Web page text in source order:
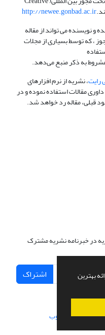
بهترین
http://newee.gonbad.ac.ir
و نویسنده می تواند از مقاله
، که توسط بسیاری از مجلات
مشروط به ذکر منبع می‌دهد.
رایت، نشریه از نرم افزارهای
مقالات استفاده نموده و در
در خبرنامه نشریه مشترک
اشتراک
سازی از سیناوب